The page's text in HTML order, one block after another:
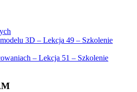
3D – Lekcja 49 – Szkolenie
– Lekcja 51 – Szkolenie